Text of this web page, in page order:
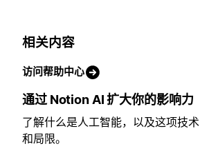
相关内容
访问帮助中心
通过 Notion AI 扩大你的影响力
了解什么是人工智能，以及这项技
和局限。